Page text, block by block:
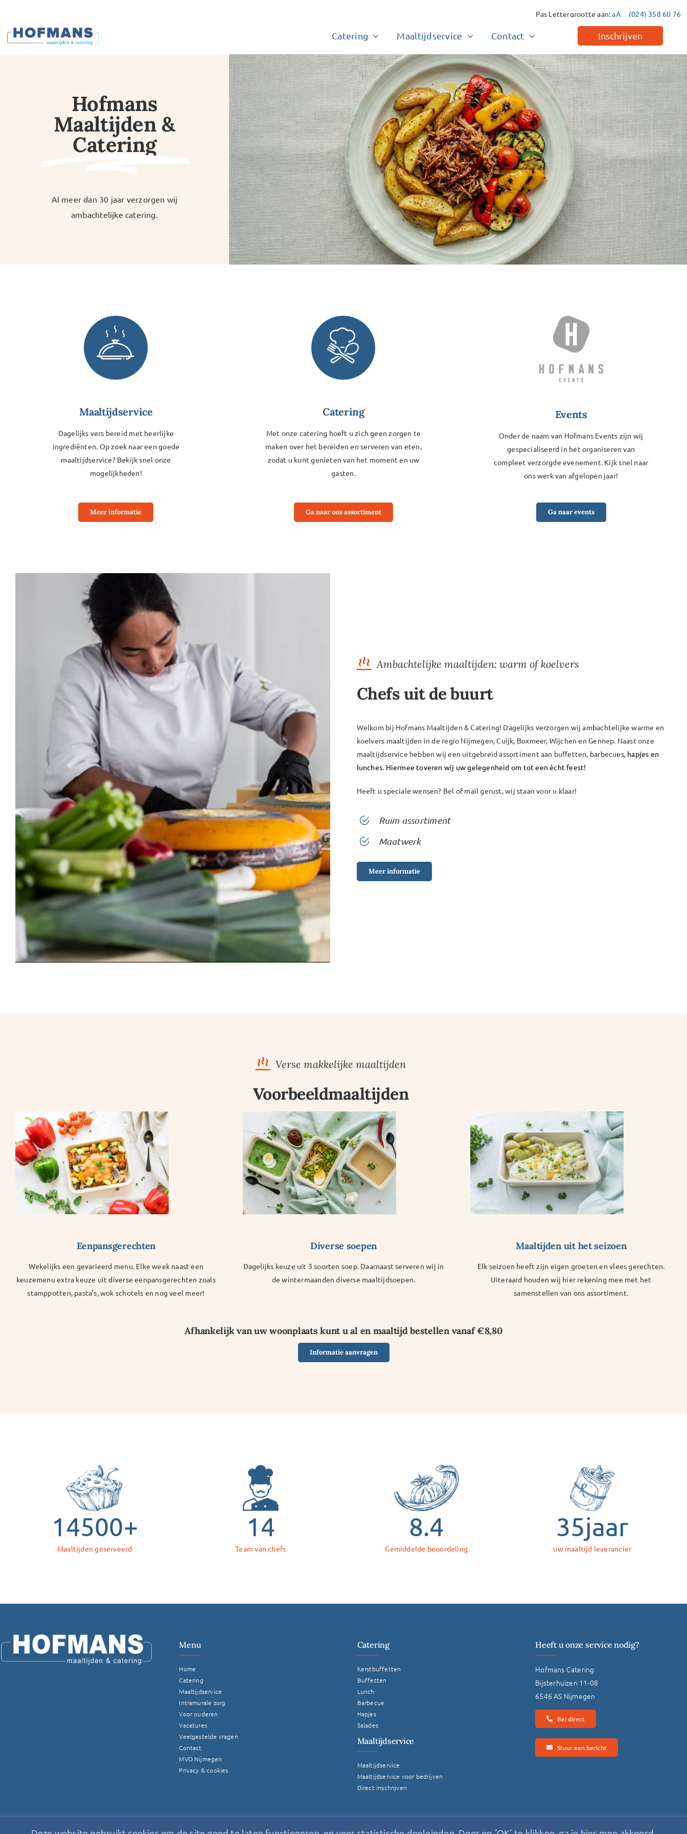
inhoud
Pas Lettergrootte aan:aA (024) 358 60 76
Catering Maaltijdservice Contact Inschrijven
Hofmans
Maaltijden &
Catering
Al meer dan 30 jaar verzorgen wij
ambachtelijke catering.
Maaltijdservice
Dagelijks vers bereid met heerlijke
ingrediënten. Op zoek naar een goede
maaltijdservice? Bekijk snel onze
mogelijkheden!
Catering
Met onze catering hoeft u zich geen zorgen te
maken over het bereiden en serveren van eten,
zodat u kunt genieten van het moment en uw
gasten.
Events
Onder de naam van Hofmans Events zijn wij
gespecialiseerd in het organiseren van
compleet verzorgde evenement. Kijk snel naar
ons werk van afgelopen jaar!
Meer informatie Ga naar ons assortiment Ga naar events
Ambachtelijke maaltijden: warm of koelvers
Chefs uit de buurt
Welkom bij Hofmans Maaltijden & Catering! Dagelijks verzorgen wij ambachtelijkewarme en
koelvers maaltijden in de regio Nijmegen, Cuijk, Boxmeer, Wijchen en Gennep. Naastonze
maaltijdservice hebben wij een uitgebreid assortiment aan buﬀetten, barbecues, hapjes en
lunches. Hiermee toveren wij uwgelegenheid om tot een écht feest!
Heeft u speciale wensen? Bel ofmail gerust, wij staan voor u klaar!
Ruim assortiment
Maatwerk
Meer informatie
Verse makkelijke maaltijden
Voorbeeldmaaltijden
Eenpansgerechten
Wekelijks een gevarieerd menu. Elke week naast een
keuzemenu extra keuze uit diverse eenpansgerechten zoals
stamppotten, pasta’s, wok schotels en nog veel meer!
Diverse soepen
Dagelijks keuze uit 3 soorten soep. Daarnaast serveren wij in
de wintermaanden diverse maaltijdsoepen.
Maaltijden uit het seizoen
Elk seizoen heeft zijn eigen groeten en vlees gerechten.
Uiteraard houden wij hier rekening mee met het
samenstellen van ons assortiment.
Afhankelijk van uw woonplaats kunt u al en maaltijd bestellen vanaf €8,80
Informatie aanvragen
14500+
Maaltijden geserveerd
14
Team van chefs
8.4
Gemiddelde beoordeling
35jaar
uw maaltijd leverancier
Menu
Home
Catering
Maaltijdservice
Intramurale zorg
Voor ouderen
Vacatures
Veelgestelde vragen
Contact
MVO Nijmegen
Privacy & cookies
Catering
Kerstbuffetten
Buffetten
Lunch
Barbecue
Hapjes
Salades
Maaltijdservice
Maaltijdservice
Maaltijdservice voor bedrijven
Direct inschrijven
Heeft u onze service nodig?
Hofmans Catering
Bijsterhuizen 11-08
6546 AS Nijmegen
Bel direct
Stuur een bericht